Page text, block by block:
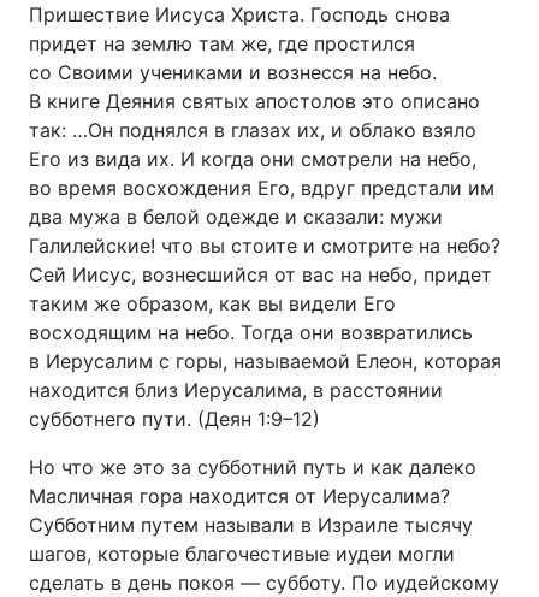
Пришествие Иисуса Христа. Господь снова
придет на землю там же, где простился
со Своими учениками и вознесся на небо.
В книге Деяния святых апостолов это описано
так: …Он поднялся в глазах их, и облако взяло
Его из вида их. И когда они смотрели на небо,
во время восхождения Его, вдруг предстали им
два мужа в белой одежде и сказали: мужи
Галилейские! что вы стоите и смотрите на небо?
Сей Иисус, вознесшийся от вас на небо, придет
таким же образом, как вы видели Его
восходящим на небо. Тогда они возвратились
в Иерусалим с горы, называемой Елеон, которая
находится близ Иерусалима, в расстоянии
субботнего пути. (Деян 1:9–12)
Но что же это за субботний путь и как далеко
Масличная гора находится от Иерусалима?
Субботним путем называли в Израиле тысячу
шагов, которые благочестивые иудеи могли
сделать в день покоя — субботу. По иудейскому